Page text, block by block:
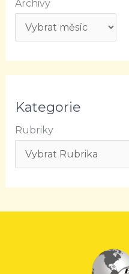
Archivy
Kategorie
Rubriky